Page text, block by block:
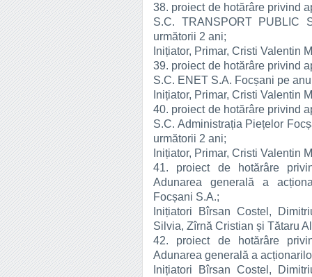
38. proiect de hotărâre privind
S.C. TRANSPORT
următorii 2 ani;
Inițiator, Primar, Cristi Valentin
39. proiect de hotărâre privind
S.C. ENET S.A. Focșani pe
Inițiator, Primar, Cristi Valentin
40. proiect de hotărâre privind
S.C. Administrația Piețelor
următorii 2 ani;
Inițiator, Primar, Cristi Valentin
41. proiect de hotărâre
Adunarea generală a
Focșani S.A.;
Inițiatori Bîrsan Costel,
Silvia, Zîrnă Cristian și Tătaru
42. proiect de hotărâre
Adunarea generală a
Inițiatori Bîrsan Costel,